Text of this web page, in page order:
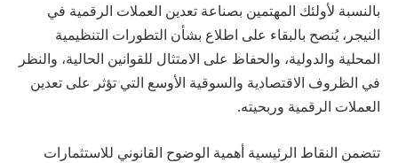
بالنسبة لأولئك المهتمين بصناعة تعدين العملات الرقمية في
النيجر، يُنصح بالبقاء على اطلاع بشأن التطورات التنظيمية
المحلية والدولية، والحفاظ على الامتثال للقوانين الحالية، والنظر
في الظروف الاقتصادية والسوقية الأوسع التي تؤثر على تعدين
العملات الرقمية وربحيته.
تتضمن النقاط الرئيسية أهمية الوضوح القانوني للاستثمارات